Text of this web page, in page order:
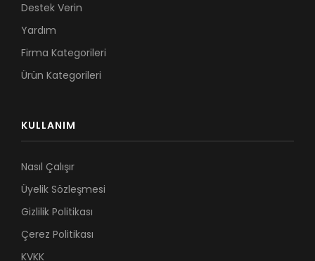
Destek Verin
Yardım
Firma Kategorileri
Ürün Kategorileri
KULLANIM
Nasıl Çalışır
Üyelik Sözleşmesi
Gizlilik Politikası
Çerez Politikası
KVKK